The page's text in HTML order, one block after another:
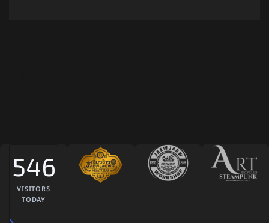
546
VISITORS
TODAY